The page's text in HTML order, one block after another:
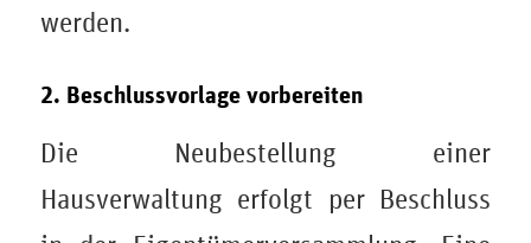
werden.
2. Beschlussvorlage vorbereiten
Die Neubestellung einer
Hausverwaltung erfolgt per Beschluss